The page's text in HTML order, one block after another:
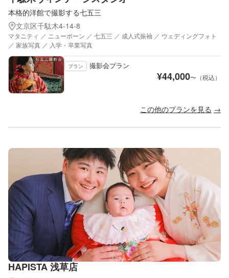
本格的洋館で撮影する七五三
文京区千駄木4-14-8
マタニティ ／ ニューボーン ／ 七五三 ／ 成人式振袖 ／ ウェディングフォト
／ 家族写真 ／ 入学・卒業写真
プラン 撮影会プラン
¥44,000〜（税込）
この他のプランを見る
HAPISTA 浅草店